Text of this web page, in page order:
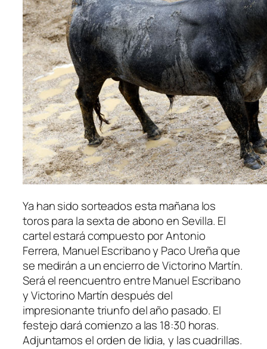
Ya han sido sorteados esta mañana los
toros para la sexta de abono en Sevilla. El
cartel estará compuesto por Antonio
Ferrera, Manuel Escribano y Paco Ureña que
se medirán a un encierro de Victorino Martín.
Será el reencuentro entre Manuel Escribano
y Victorino Martín después del
impresionante triunfo del año pasado. El
festejo dará comienzo a las 18:30 horas.
Adjuntamos el orden de lidia, y las cuadrillas.